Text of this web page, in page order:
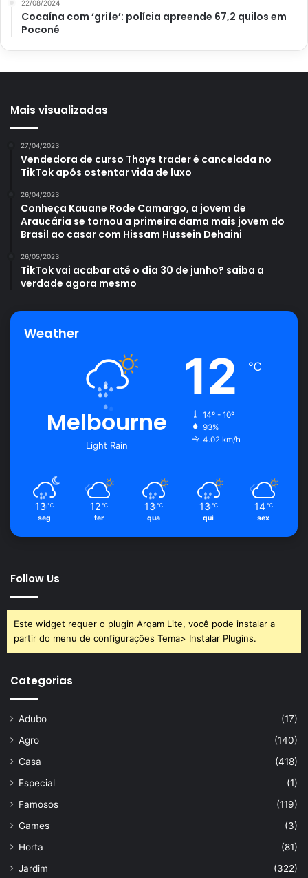
22/08/2024
Cocaína com ‘grife’: polícia apreende 67,2 quilos em
Poconé
Mais visualizadas
27/04/2023
Vendedora de curso Thays trader é cancelada no
TikTok após ostentar vida de luxo
26/04/2023
Conheça Kauane Rode Camargo, a jovem de
Araucária se tornou a primeira dama mais jovem do
Brasil ao casar com Hissam Hussein Dehaini
26/05/2023
TikTok vai acabar até o dia 30 de junho? saiba a
verdade agora mesmo
Weather
Melbourne
Light Rain
12 ℃
14º - 10º
93%
4.02 km/h
13 ℃
seg
12 ℃
ter
13 ℃
qua
13 ℃
qui
14 ℃
sex
Follow Us
Este widget requer o plugin Arqam Lite, você pode instalar a
partir do menu de configurações Tema> Instalar Plugins.
Categorias
Adubo
(17)
Agro
(140)
Casa
(418)
Especial
(1)
Famosos
(119)
Games
(3)
Horta
(81)
Jardim
(322)